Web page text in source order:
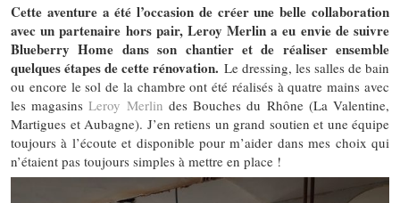
Cette aventure a été l’occasion de créer une belle collaboration
avec un partenaire hors pair, Leroy Merlin a eu envie de suivre
Blueberry Home dans son chantier et de réaliser ensemble
quelques étapes de cette rénovation. Le dressing, les salles de bain
ou encore le sol de la chambre ont été réalisés à quatre mains avec
les magasinsLeroy Merlin des Bouches du Rhône (La Valentine,
Martigues et Aubagne). J’en retiens un grand soutien et une équipe
toujours à l’écoute et disponible pour m’aider dans mes choix qui
n’étaient pas toujours simples à mettre en place !